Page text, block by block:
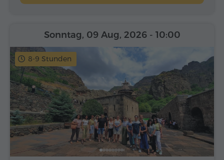
8-9 Stunden
Sonntag, 09 Aug, 2026 - 10:00